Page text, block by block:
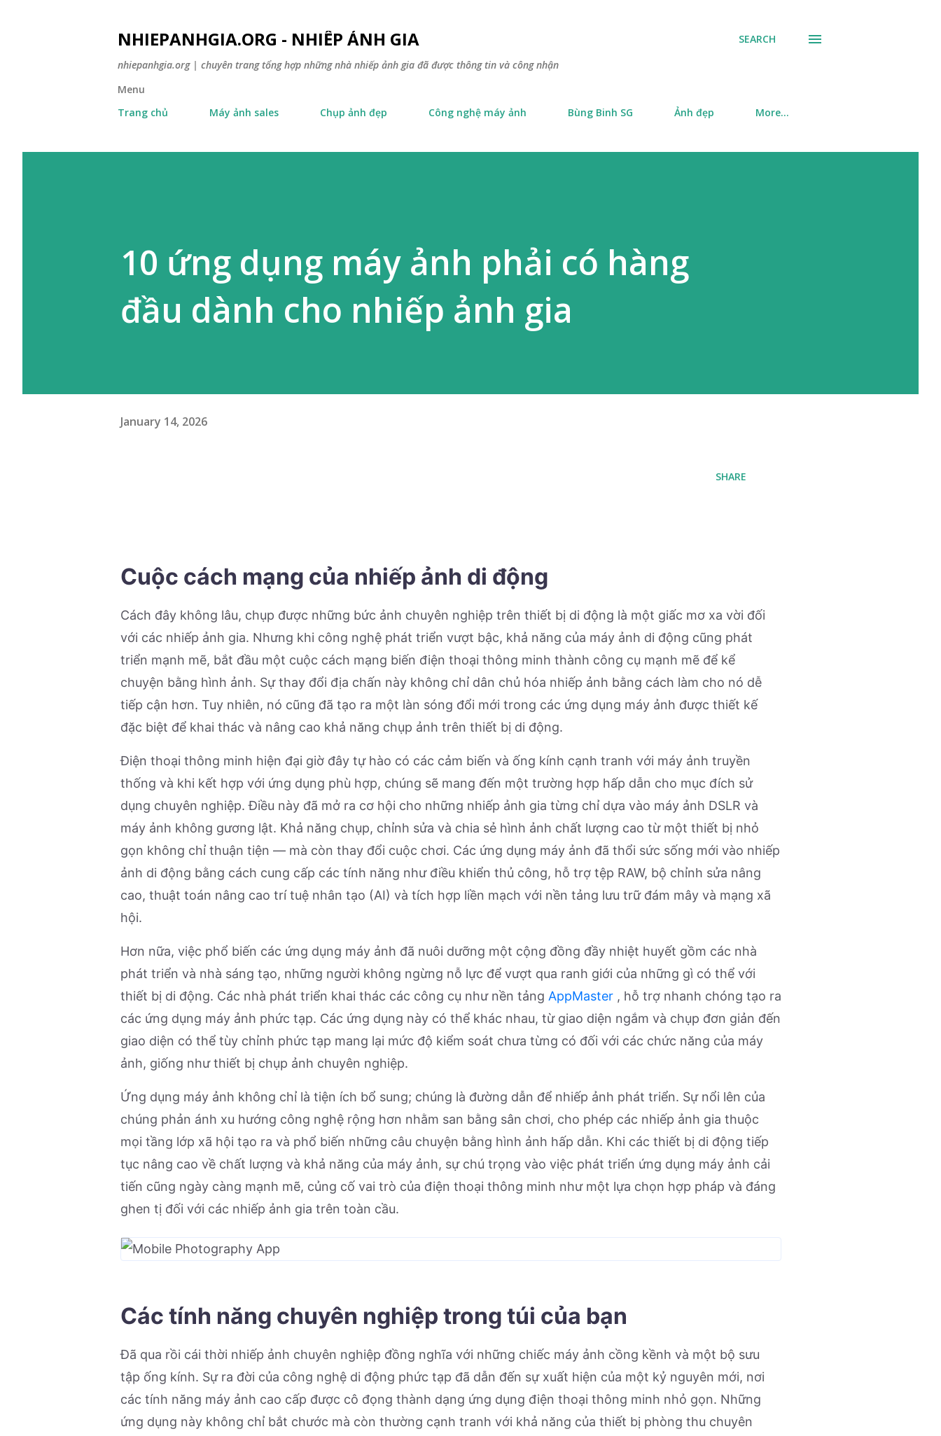
NHIEPANHGIA.ORG - NHIẾP ẢNH GIA
nhiepanhgia.org | chuyên trang tổng hợp những nhà nhiếp ảnh gia đã được thông tin và công nhận
SEARCH
Menu
Trang chủ
Máy ảnh sales Chụp ảnh đẹp Công nghệ máy ảnh Bùng Binh SG Ảnh đẹp More…
10 ứng dụng máy ảnh phải có hàng
đầu dành cho nhiếp ảnh gia
January 14, 2026
Cuộc cách mạng của nhiếp ảnh di động
Cách đây không lâu, chụp được những bức ảnh chuyên nghiệp trên thiết bị di động là một giấc mơ xa vời đối
với các nhiếp ảnh gia. Nhưng khi công nghệ phát triển vượt bậc, khả năng của máy ảnh di động cũng phát
triển mạnh mẽ, bắt đầu một cuộc cách mạng biến điện thoại thông minh thành công cụ mạnh mẽ để kể
chuyện bằng hình ảnh. Sự thay đổi địa chấn này không chỉ dân chủ hóa nhiếp ảnh bằng cách làm cho nó dễ
tiếp cận hơn. Tuy nhiên, nó cũng đã tạo ra một làn sóng đổi mới trong các ứng dụng máy ảnh được thiết kế
đặc biệt để khai thác và nâng cao khả năng chụp ảnh trên thiết bị di động.
Điện thoại thông minh hiện đại giờ đây tự hào có các cảm biến và ống kính cạnh tranh với máy ảnh truyền
thống và khi kết hợp với ứng dụng phù hợp, chúng sẽ mang đến một trường hợp hấp dẫn cho mục đích sử
dụng chuyên nghiệp. Điều này đã mở ra cơ hội cho những nhiếp ảnh gia từng chỉ dựa vào máy ảnh DSLR và
máy ảnh không gương lật. Khả năng chụp, chỉnh sửa và chia sẻ hình ảnh chất lượng cao từ một thiết bị nhỏ
gọn không chỉ thuận tiện — mà còn thay đổi cuộc chơi. Các ứng dụng máy ảnh đã thổi sức sống mới vào nhiếp
ảnh di động bằng cách cung cấp các tính năng như điều khiển thủ công, hỗ trợ tệp RAW, bộ chỉnh sửa nâng
cao, thuật toán nâng cao trí tuệ nhân tạo (AI) và tích hợp liền mạch với nền tảng lưu trữ đám mây và mạng xã
hội.
Hơn nữa, việc phổ biến các ứng dụng máy ảnh đã nuôi dưỡng một cộng đồng đầy nhiệt huyết gồm các nhà
phát triển và nhà sáng tạo, những người không ngừng nỗ lực để vượt qua ranh giới của những gì có thể với
thiết bị di động. Các nhà phát triển khai thác các công cụ như nền tảng AppMaster , hỗ trợ nhanh chóng tạo ra
các ứng dụng máy ảnh phức tạp. Các ứng dụng này có thể khác nhau, từ giao diện ngắm và chụp đơn giản đến
giao diện có thể tùy chỉnh phức tạp mang lại mức độ kiểm soát chưa từng có đối với các chức năng của máy
ảnh, giống như thiết bị chụp ảnh chuyên nghiệp.
Ứng dụng máy ảnh không chỉ là tiện ích bổ sung; chúng là đường dẫn để nhiếp ảnh phát triển. Sự nổi lên của
chúng phản ánh xu hướng công nghệ rộng hơn nhằm san bằng sân chơi, cho phép các nhiếp ảnh gia thuộc
mọi tầng lớp xã hội tạo ra và phổ biến những câu chuyện bằng hình ảnh hấp dẫn. Khi các thiết bị di động tiếp
tục nâng cao về chất lượng và khả năng của máy ảnh, sự chú trọng vào việc phát triển ứng dụng máy ảnh cải
tiến cũng ngày càng mạnh mẽ, củng cố vai trò của điện thoại thông minh như một lựa chọn hợp pháp và đáng
ghen tị đối với các nhiếp ảnh gia trên toàn cầu.
Các tính năng chuyên nghiệp trong túi của bạn
Đã qua rồi cái thời nhiếp ảnh chuyên nghiệp đồng nghĩa với những chiếc máy ảnh cồng kềnh và một bộ sưu
tập ống kính. Sự ra đời của công nghệ di động phức tạp đã dẫn đến sự xuất hiện của một kỷ nguyên mới, nơi
các tính năng máy ảnh cao cấp được cô đọng thành dạng ứng dụng điện thoại thông minh nhỏ gọn. Những
ứng dụng này không chỉ bắt chước mà còn thường cạnh tranh với khả năng của thiết bị phòng thu chuyên
SHARE